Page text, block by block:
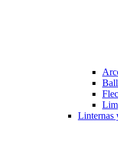
Linternas